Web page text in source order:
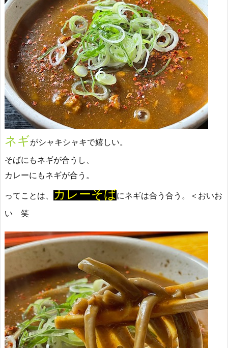
ネギがシャキシャキで嬉しい。
そばにもネギが合うし、
カレーにもネギが合う。
ってことは、 カレーそばにネギは合う合う。＜おいお
い 笑